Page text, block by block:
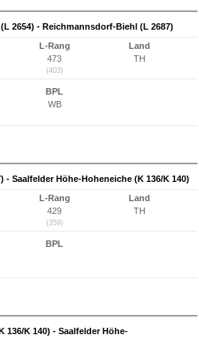
2654) - Reichmannsdorf-Biehl (L 2687)
L-Rang
473
(403)
Land
TH
BPL
WB
Saalfelder Höhe-Hoheneiche (K 136/K 140)
L-Rang
429
(359)
Land
TH
BPL
136/K 140) - Saalfelder Höhe-